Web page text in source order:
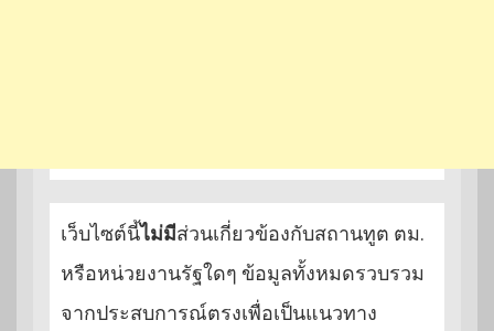
เว็บไซต์นี้ไม่มีส่วนเกี่ยวข้องกับสถานทูต ตม.
หรือหน่วยงานรัฐใดๆ ข้อมูลทั้งหมดรวบรวม
จากประสบการณ์ตรงเพื่อเป็นแนวทาง